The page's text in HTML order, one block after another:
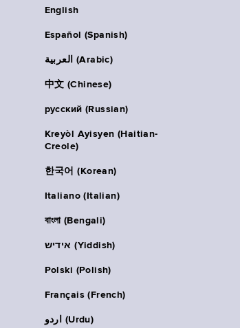
English
Español (Spanish)
العربية (Arabic)
中文 (Chinese)
русский (Russian)
Kreyòl Ayisyen (Haitian-
Creole)
한국어 (Korean)
Italiano (Italian)
বাংলা (Bengali)
אידיש (Yiddish)
Polski (Polish)
Français (French)
اردو (Urdu)